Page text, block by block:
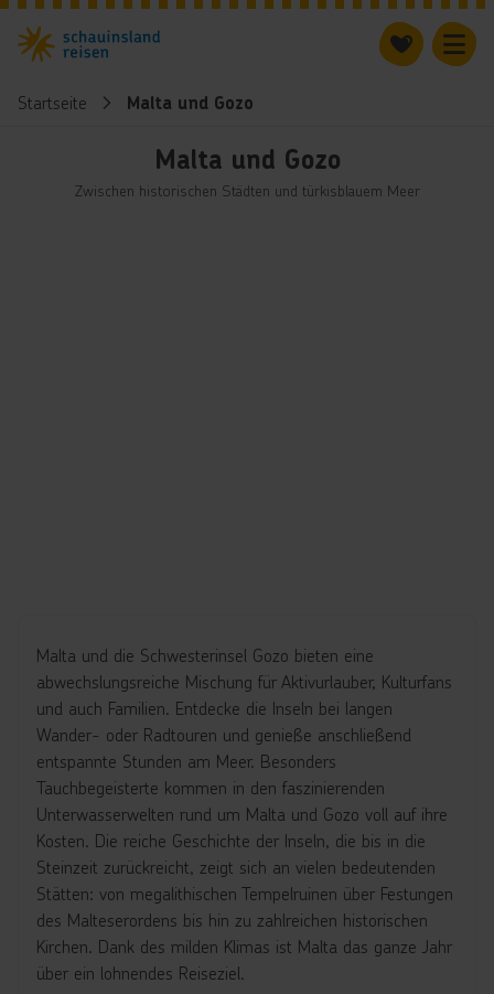
Startseite Malta und Gozo
Malta und Gozo
Zwischen historischen Städten und türkisblauem Meer
Malta und die Schwesterinsel Gozo bieten eine
abwechslungsreiche Mischung für Aktivurlauber, Kulturfans
und auch Familien. Entdecke die Inseln bei langen
Wander- oder Radtouren und genieße anschließend
entspannte Stunden am Meer. Besonders
Tauchbegeisterte kommen in den faszinierenden
Unterwasserwelten rund um Malta und Gozo voll auf ihre
Kosten. Die reiche Geschichte der Inseln, die bis in die
Steinzeit zurückreicht, zeigt sich an vielen bedeutenden
Stätten: von megalithischen Tempelruinen über Festungen
des Malteserordens bis hin zu zahlreichen historischen
Kirchen. Dank des milden Klimas ist Malta das ganze Jahr
über ein lohnendes Reiseziel.